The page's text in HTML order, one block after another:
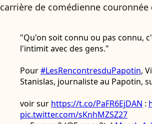
carrière de comédienne couronnée
"Qu'on soit connu ou pas connu,
l'intimit avec des gens."
Pour#LesRencontresduPapotin,
Stanislas, journaliste au Papotin,
voir sur https://t.co/PaFR6EjDAN :
pic.twitter.com/sKnhMZSZ27